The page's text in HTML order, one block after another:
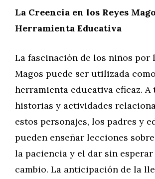
La Creencia en los Reyes
Herramienta Educativa
La fascinación de los niños por
Magos puede ser utilizada
herramienta educativa eficaz. A
historias y actividades
estos personajes, los padres y
pueden enseñar lecciones
la paciencia y el dar sin
cambio. La anticipación de la